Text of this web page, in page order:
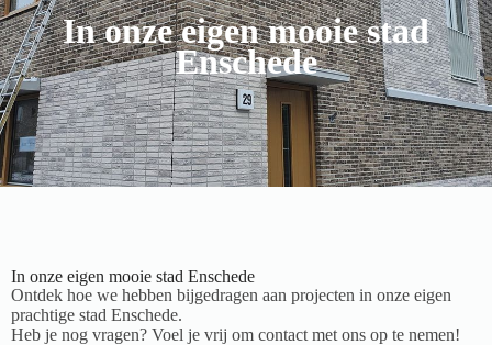
In onze eigen mooie stad
Enschede
In onze eigen mooie stad Enschede
Ontdek hoe we hebben bijgedragen aan projecten in onze eigen
prachtige stad Enschede.
Heb je nog vragen? Voel je vrij om contact met ons op te nemen!